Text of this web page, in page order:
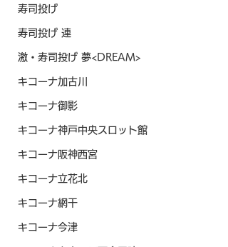
寿司投げ
寿司投げ 連
激・寿司投げ 夢<DREAM>
キコーナ加古川
キコーナ御影
キコーナ神戸中央スロット館
キコーナ阪神西宮
キコーナ立花北
キコーナ網干
キコーナ今津